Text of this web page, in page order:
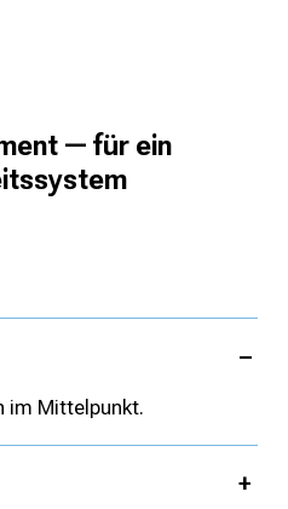
— für ein
im Mittelpunkt.